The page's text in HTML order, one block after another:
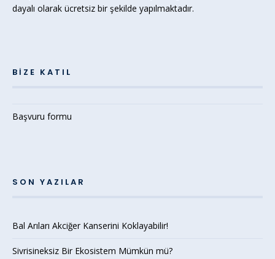
dayalı olarak ücretsiz bir şekilde yapılmaktadır.
BIZE KATIL
Başvuru formu
SON YAZILAR
Bal Arıları Akciğer Kanserini Koklayabilir!
Sivrisineksiz Bir Ekosistem Mümkün mü?